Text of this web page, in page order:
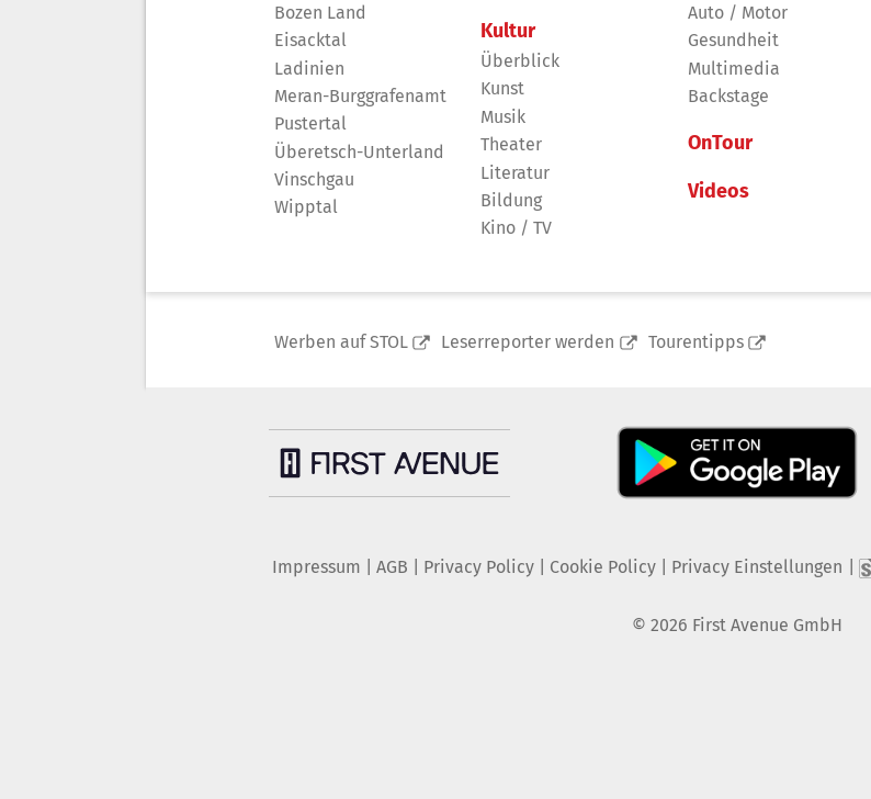
Bozen Land
Eisacktal
Ladinien
Meran-Burggrafenamt
Pustertal
Überetsch-Unterland
Vinschgau
Wipptal
Kultur
Überblick
Kunst
Musik
Theater
Literatur
Bildung
Kino / TV
Auto / Motor
Gesundheit
Multimedia
Backstage
OnTour
Videos
Werben auf STOL Leserreporter werden Tourentipps
Impressum AGB Privacy Policy| Cookie Policy| Privacy Einstellungen
© 2026 First Avenue GmbH